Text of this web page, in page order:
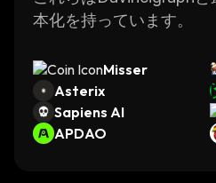
本化を持っています。
Misser
Asterix
Sapiens AI
APDAO